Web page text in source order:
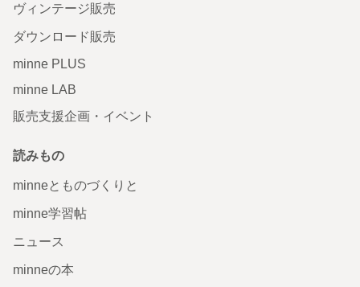
ヴィンテージ販売
ダウンロード販売
minne PLUS
minne LAB
販売支援企画・イベント
読みもの
minneとものづくりと
minne学習帖
ニュース
minneの本